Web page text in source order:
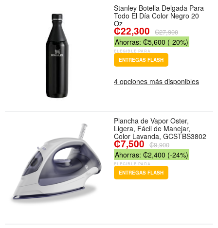
Stanley Botella Delgada Para
Todo El Día Color Negro 20
Oz
₡22,300 ₡27,900
Ahorras: ₡5,600 (-20%)
ELEGIBLE PARA
ENTREGAS FLASH
4 opciones más disponibles
Plancha de Vapor Oster,
Ligera, Fácil de Manejar,
Color Lavanda, GCSTBS3802
₡7,500 ₡9,900
Ahorras: ₡2,400 (-24%)
ELEGIBLE PARA
ENTREGAS FLASH